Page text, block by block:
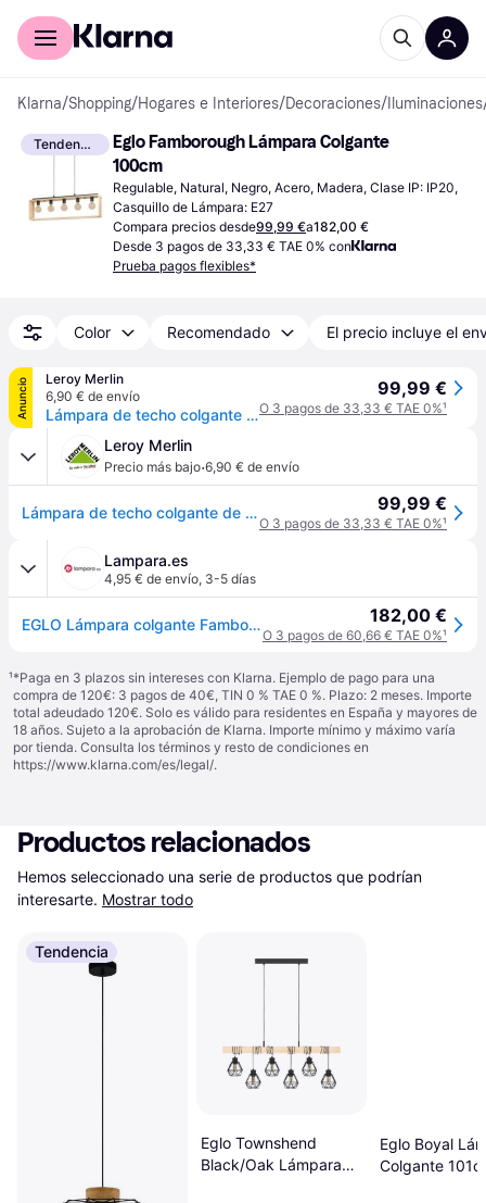
Comprar con Klarna
Klarna/Shopping/Hogares e Interiores/Decoraciones/ Iluminaciones
Tendencia
Eglo Famborough Lámpara Colgante
100cm
Regulable, Natural, Negro, Acero, Madera, Clase IP: IP20,
Casquillo de Lámpara: E27
Compara precios desde99,99 €a182,00 €
Desde 3 pagos de 33,33 € TAE 0% con
Prueba pagos flexibles*
Color Recomendado El precio incluye el
Anuncio
Leroy Merlin
6,90 € de envío
Lámpara de techo colgante de madera negra 1 luz e27 famborough 100 cm de ancho
99,99 €
O 3 pagos de 33,33 € TAE 0%¹
Leroy Merlin
Precio más bajo·6,90 € de envío
Lámpara de techo colgante de madera negra 1 luz e27 famborough 100 cm de ancho 99,99 €
O 3 pagos de 33,33 € TAE 0%¹
Lampara.es
4,95 € de envío, 3-5 días
EGLO Lámpara colgante Famborough, atenuable, Madera clara, Salón / Comedor, Madera, Nórdico, Lámpara colgante 182,00 €
O 3 pagos de 60,66 € TAE 0%¹
¹*Paga en 3 plazos sin intereses con Klarna. Ejemplo de pago para una
compra de 120€: 3 pagos de 40€, TIN 0 % TAE 0 %. Plazo: 2 meses. Importe
total adeudado 120€. Solo es válido para residentes en España y mayores de
18 años. Sujeto a la aprobación de Klarna. Importe mínimo y máximo varía
por tienda. Consulta los términos y resto de condiciones en
https://www.klarna.com/es/legal/.
Productos relacionados
Hemos seleccionado una serie de productos que podrían
interesarte. Mostrar todo
Tendencia
Eglo Townshend
Black/Oak Lámpara
Eglo Boyal
Colgante